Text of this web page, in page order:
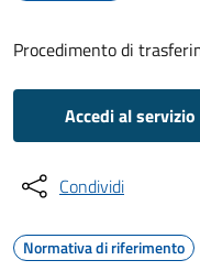
Procedimento di
Accedi al servizio
Condividi
Normativa di riferimento